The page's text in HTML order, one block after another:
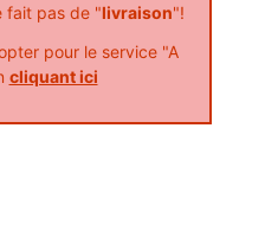
fait pas de "livraison"!
pour le service "A
cliquant ici